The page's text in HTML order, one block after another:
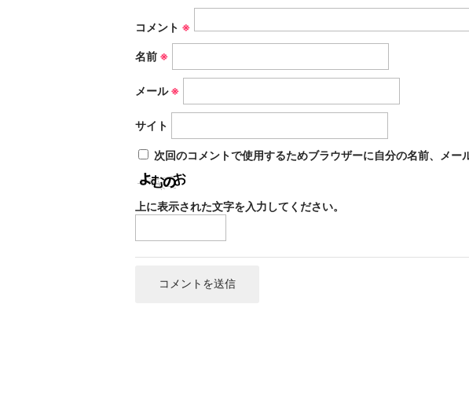
コメント ※
名前 ※
メール※
サイト
次回のコメントで使用するためブラウザーに自分の名前、メー
上に表示された文字を入力してください。